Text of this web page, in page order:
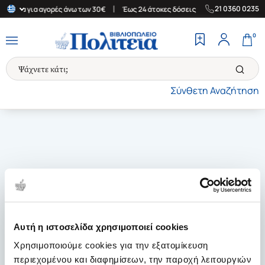
Αυτή η ιστοσελίδα χρησιμοποιεί cookies
Χρησιμοποιούμε cookies για την εξατομίκευση
περιεχομένου και διαφημίσεων, την παροχή λειτουργιών
για αγορές άνω των 30€ Έως 24 άτοκες δόσεις | Δωρεάν
21 0360 0235
Σύνθετη Αναζήτηση
0